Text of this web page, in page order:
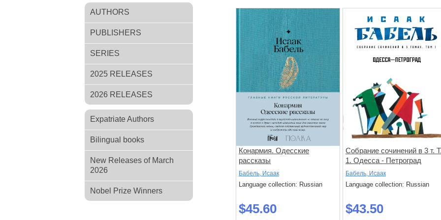
AUTHORS
PUBLISHERS
SERIES
2025 RELEASES
2026 RELEASES
Expatriate Authors
Bilingual books
New Releases of March
2026
Nobel Prize Winners
Конармия. Одесские
рассказы
Бабель, Исаак
Language collection: Russian
$45.60
Собрание сочинений в 3 т.
1. Одесса - Петроград
Бабель, Исаак
Language collection: Russian
$43.50